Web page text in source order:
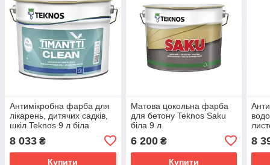
Антимікробна фарба для
лікарень, дитячих садків,
шкіл Teknos 9 л біла
8 033 ₴
Купити
Матова цокольна фарба
для бетону Teknos Saku
біла 9 л
6 200₴
Купити
8